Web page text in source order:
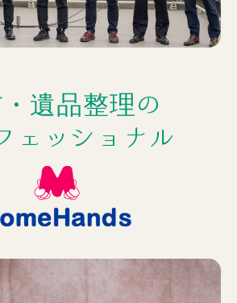
遺品整理の
ェッショナル